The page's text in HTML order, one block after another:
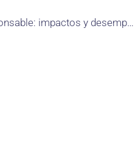
Red de periodismo responsable: impactos y desempeño de un programa de responsabilidad social universitaria